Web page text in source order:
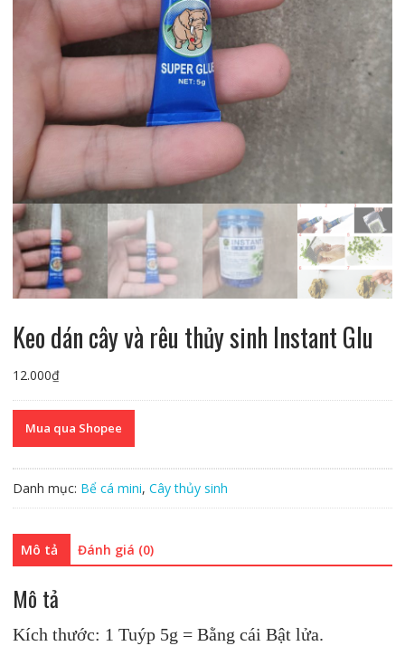
Keo dán cây và rêu thủy sinh Instant Glu
12.000₫
Mua qua Shopee
Danh mục: Bể cá mini, Cây thủy sinh
Mô tả Đánh giá (0)
Mô tả
Kích thước: 1 Tuýp 5g = Bằng cái Bật lửa.